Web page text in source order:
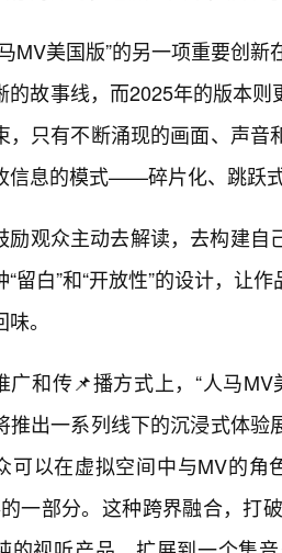
MV美国版”的另一项重要创
的故事线，而2025年的版本
，只有不断涌现的画面、声
信息的模式——碎片化、跳跃
励观众主动去解读，去构建
“留白”和“开放性”的设计，让
。
广和传📌播方式上，“人马
推出一系列线下的沉浸式体
可以在虚拟空间中与MV的
一部分。这种跨界融合，打